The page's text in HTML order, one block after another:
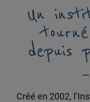
Un
depuis
—
Créé en 2002,